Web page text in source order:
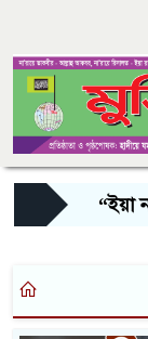
“ইয়া নবী